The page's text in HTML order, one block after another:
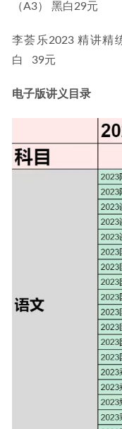
（A3） 黑白29元
李荟乐2023 精讲精
白   39元
电子版讲义目录